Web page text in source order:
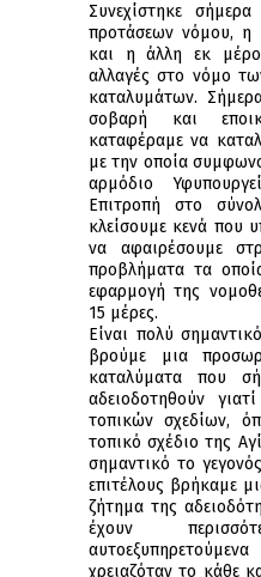
Συνεχίστηκε
προτάσεων νόμου, η
και η άλλη εκ
αλλαγές στο νόμο
καταλυμάτων.
σοβαρή και
καταφέραμε να
με την οποία
αρμόδιο
Επιτροπή στο
κλείσουμε κενά που
να αφαιρέσουμε
προβλήματα τα
εφαρμογή της
15 μέρες.
Είναι πολύ
βρούμε μια
καταλύματα που
αδειοδοτηθούν
τοπικών σχεδίων,
τοπικό σχέδιο της
σημαντικό το
επιτέλους βρήκαμε
ζήτημα της
έχουν
χρειαζόταν το κάθε